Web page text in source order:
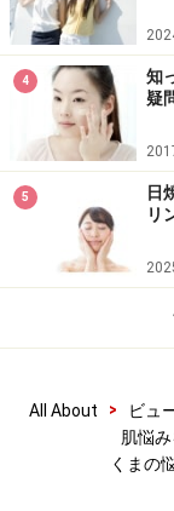
4
知
疑
5
日
リ
All About > ビュ
肌悩
くまの